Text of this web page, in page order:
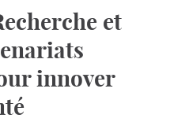
et
innover